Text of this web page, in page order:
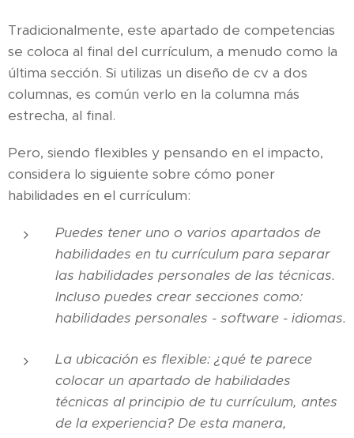
Tradicionalmente, este apartado de competencias
se coloca al final del currículum, a menudo como la
última sección. Si utilizas un diseño de cv a dos
columnas, es común verlo en la columna más
estrecha, al final.
Pero, siendo flexibles y pensando en el impacto,
considera lo siguiente sobre cómo poner
habilidades en el currículum:
Puedes tener uno o varios apartados de
habilidades en tu currículum para separar
las habilidades personales de las técnicas.
Incluso puedes crear secciones como:
habilidades personales - software - idiomas.
La ubicación es flexible: ¿qué te parece
colocar un apartado de habilidades
técnicas al principio de tu currículum, antes
de la experiencia? De esta manera,